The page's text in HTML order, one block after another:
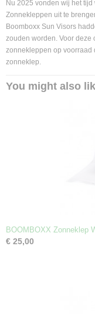
Nu 2025 vonden wij het
Zonnekleppen uit te
Boomboxx Sun Visors
zouden worden. Voor
zonnekleppen op voorraad
zonneklep.
You might also
BOOMBOXX Zonneklep
€ 25,00